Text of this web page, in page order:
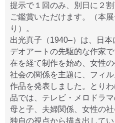
提示で１回のみ、別日に２
ご鑑賞いただけます。（本
り）。
出光真子（1940–）は、日
デオアートの先駆的な作家
在を経て制作を始め、女性
社会の関係を主題に、フィ
作品を発表しました。とり
品では、テレビ・メロドラ
母と子、夫婦関係、女性の
独自の視点から描き出して